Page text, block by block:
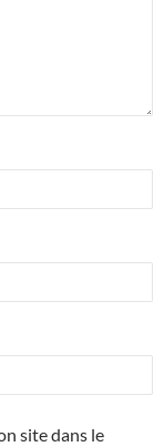
site dans le